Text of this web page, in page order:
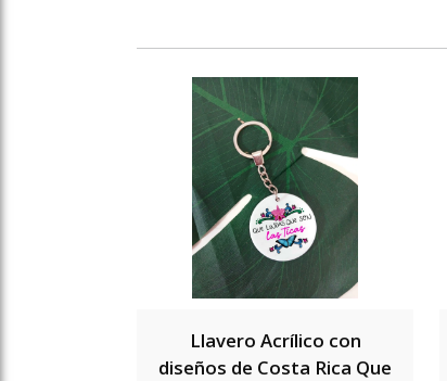
Llavero Acrílico con
diseños de Costa Rica Que